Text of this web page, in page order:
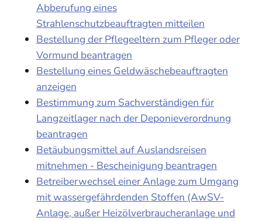
Abberufung eines
Strahlenschutzbeauftragten mitteilen
Bestellung der Pflegeeltern zum Pfleger oder
Vormund beantragen
Bestellung eines Geldwäschebeauftragten
anzeigen
Bestimmung zum Sachverständigen für
Langzeitlager nach der Deponieverordnung
beantragen
Betäubungsmittel auf Auslandsreisen
mitnehmen - Bescheinigung beantragen
Betreiberwechsel einer Anlage zum Umgang
mit wassergefährdenden Stoffen (AwSV-
Anlage, außer Heizölverbraucheranlage und